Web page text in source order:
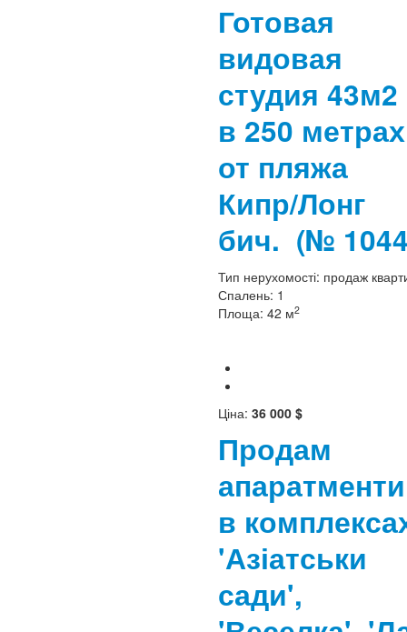
Готовая
видовая
студия 43м2
в 250 метрах
от пляжа
Кипр/Лонг
бич. (№
Тип нерухомості: продаж
Спалень: 1
Площа: 42 м2
Ціна: 36 000 $
Продам
апаратменти
в
'Азіатськи
сади',